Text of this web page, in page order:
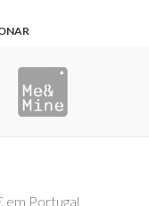
em Portugal